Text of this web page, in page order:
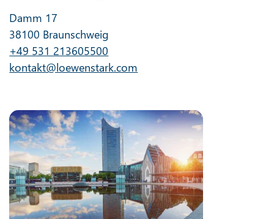
Damm 17
38100 Braunschweig
+49 531 213605500
kontakt@loewenstark.com